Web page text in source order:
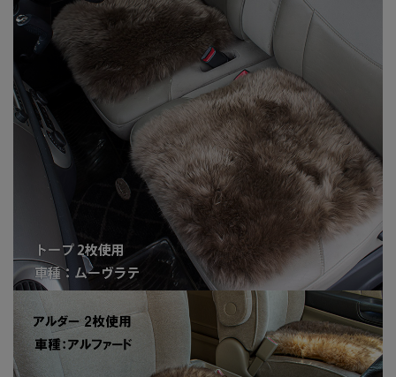
いサイズ
を購入します！
毛足も長く毛量もしっかりあるので厚みもあり高級感が
あります。